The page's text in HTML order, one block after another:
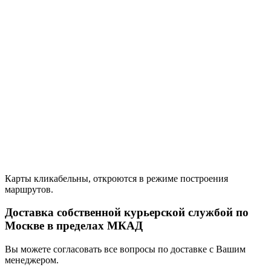
Карты кликабельны, откроются в режиме построения
маршрутов.
Доставка собственной курьерской службой по
Москве в пределах МКАД
Вы можете согласовать все вопросы по доставке с Вашим
менеджером.